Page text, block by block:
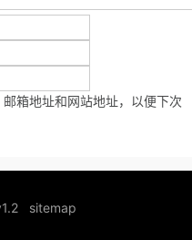
箱地址和网站地址，以便下次
sitemap